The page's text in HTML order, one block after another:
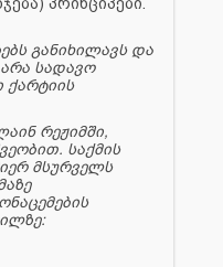
განიხილავს და
სადავო
ქარტიის
რეჟიმში,
საქმის
მსურველს